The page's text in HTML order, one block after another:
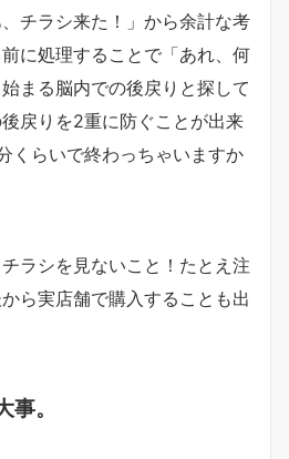
チラシ来た！」から余計な考
に処理することで「あれ、何
まる脳内での後戻りと探して
戻りを2重に防ぐことが出来
くらいで終わっちゃいますか
ラシを見ないこと！たとえ注
ら実店舗で購入することも出
。